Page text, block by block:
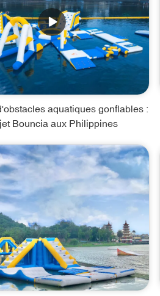
aquatiques gonflables :
Bouncia aux Philippines